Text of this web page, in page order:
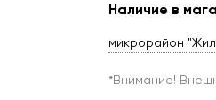
Наличие в
микрорайон
*Внимание!